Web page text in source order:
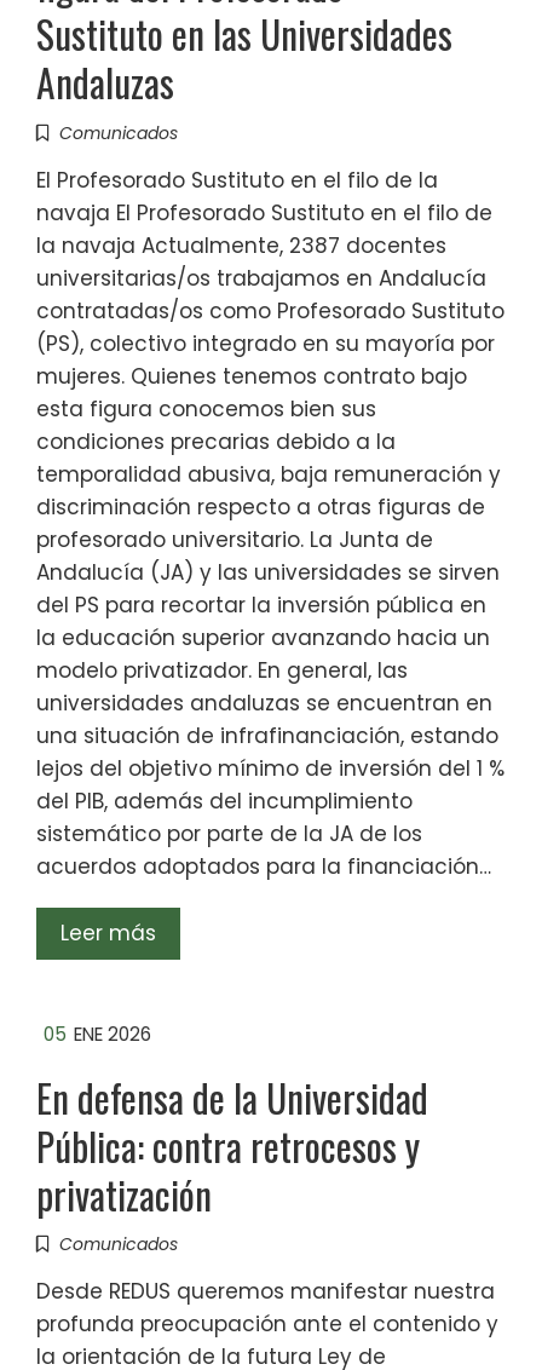
Sustituto en las Universidades
Andaluzas
Comunicados
El Profesorado Sustituto en el filo de la
navaja El Profesorado Sustituto en el filo de
la navaja Actualmente, 2387 docentes
universitarias/os trabajamos en Andalucía
contratadas/os como Profesorado Sustituto
(PS), colectivo integrado en su mayoría por
mujeres. Quienes tenemos contrato bajo
esta figura conocemos bien sus
condiciones precarias debido a la
temporalidad abusiva, baja remuneración y
discriminación respecto a otras figuras de
profesorado universitario. La Junta de
Andalucía (JA) y las universidades se sirven
del PS para recortar la inversión pública en
la educación superior avanzando hacia un
modelo privatizador. En general, las
universidades andaluzas se encuentran en
una situación de infrafinanciación, estando
lejos del objetivo mínimo de inversión del 1 %
del PIB, además del incumplimiento
sistemático por parte de la JA de los
acuerdos adoptados para la financiación…
Leer más
05 ENE 2026
En defensa de la Universidad
Pública: contra retrocesos y
privatización
Comunicados
Desde REDUS queremos manifestar nuestra
profunda preocupación ante el contenido y
la orientación de la futura Ley de